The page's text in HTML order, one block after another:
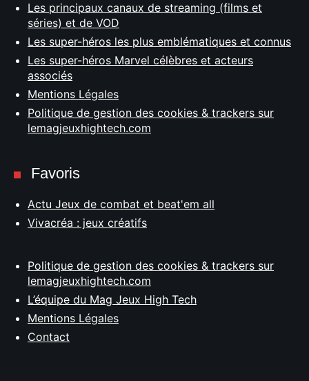
Les principaux canaux de streaming (films et
séries) et de VOD
Les super-héros les plus emblématiques et connus
Les super-héros Marvel célèbres et acteurs
associés
Mentions Légales
Politique de gestion des cookies & trackers sur
lemagjeuxhightech.com
Favoris
Actu Jeux de combat et beat'em all
Vivacréa : jeux créatifs
Politique de gestion des cookies & trackers sur
lemagjeuxhightech.com
L’équipe du Mag Jeux High Tech
Mentions Légales
Contact